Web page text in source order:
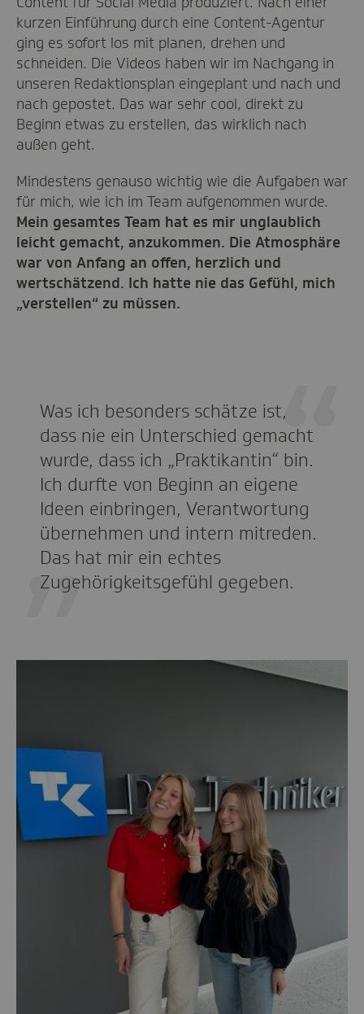
kurzen Einführung durch eine Content-Agentur
ging es sofort los mit planen, drehen und
schneiden. Die Videos haben wir im Nachgang in
unseren Redaktionsplan eingeplant und nach und
nach gepostet. Das war sehr cool, direkt zu
Beginn etwas zu erstellen, das wirklich nach
außen geht.
Mindestens genauso wichtig wie die Aufgaben war
für mich, wie ich im Team aufgenommen wurde.
Mein gesamtes Team hat es mir unglaublich
leicht gemacht, anzukommen. Die Atmosphäre
war von Anfang an offen, herzlich und
wertschätzend. Ich hatte nie das Gefühl, mich
„verstellen“ zu müssen.
Was ich besonders schätze ist,
dass nie ein Unterschied gemacht
wurde, dass ich „Praktikantin“ bin.
Ich durfte von Beginn an eigene
Ideen einbringen, Verantwortung
übernehmen und intern mitreden.
Das hat mir ein echtes
Zugehörigkeitsgefühl gegeben.